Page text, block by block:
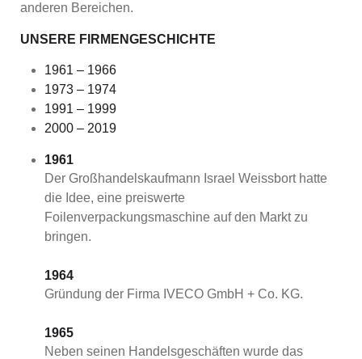
anderen Bereichen.
UNSERE FIRMENGESCHICHTE
1961 – 1966
1973 – 1974
1991 – 1999
2000 – 2019
1961
Der Großhandelskaufmann Israel Weissbort hatte
die Idee, eine preiswerte
Foilenverpackungsmaschine auf den Markt zu
bringen.
1964
Gründung der Firma IVECO GmbH + Co. KG.
1965
Neben seinen Handelsgeschäften wurde das